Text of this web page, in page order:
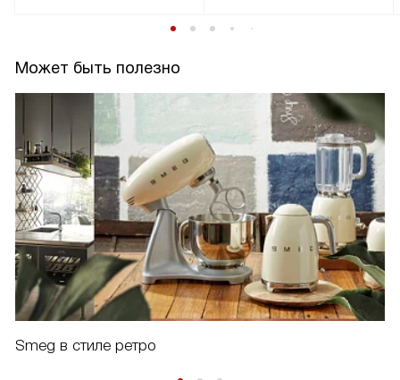
Может быть полезно
Smeg в стиле ретро